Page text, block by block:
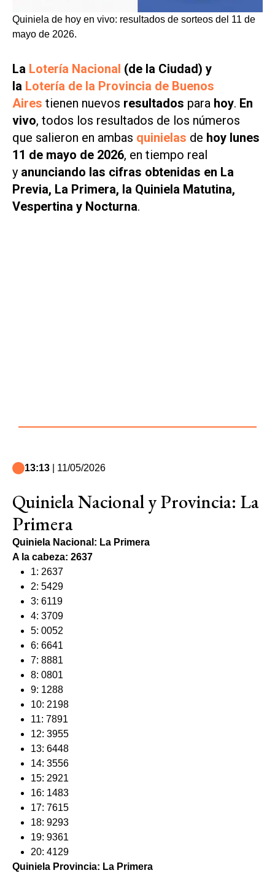
Quiniela de hoy en vivo: resultados de sorteos del 11 de
mayo de 2026.
La Lotería Nacional (de la Ciudad) y
la Lotería de la Provincia de Buenos
Aires tienen nuevos resultados para hoy. En
vivo, todos los resultados de los números
que salieron en ambas quinielas de hoy lunes
11 de mayo de 2026, en tiempo real
y anunciando las cifras obtenidas en La
Previa, La Primera, la Quiniela Matutina,
Vespertina y Nocturna.
13:13 | 11/05/2026
Quiniela Nacional y Provincia: La
Primera
Quiniela Nacional: La Primera
A la cabeza: 2637
1: 2637
2: 5429
3: 6119
4: 3709
5: 0052
6: 6641
7: 8881
8: 0801
9: 1288
10: 2198
11: 7891
12: 3955
13: 6448
14: 3556
15: 2921
16: 1483
17: 7615
18: 9293
19: 9361
20: 4129
Quiniela Provincia: La Primera